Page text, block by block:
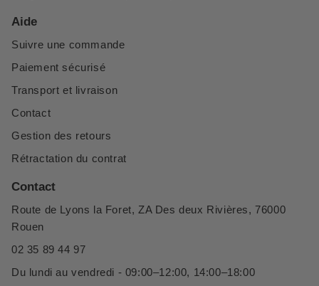
Aide
Suivre une commande
Paiement sécurisé
Transport et livraison
Contact
Gestion des retours
Rétractation du contrat
Contact
Route de Lyons la Foret, ZA Des deux Rivières, 76000
Rouen
02 35 89 44 97
Du lundi au vendredi - 09:00–12:00, 14:00–18:00